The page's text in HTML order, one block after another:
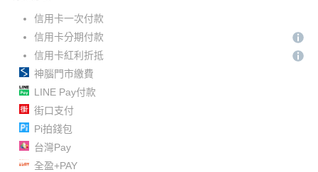
信用卡一次付款
信用卡分期付款
信用卡紅利折抵
神腦門市繳費
LINE Pay付款
街口支付
Pi拍錢包
台灣Pay
全盈+PAY